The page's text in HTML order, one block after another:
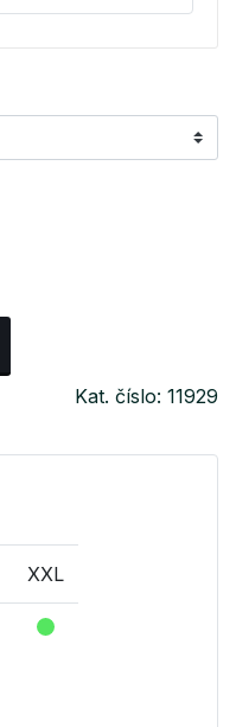
Kat. číslo: 11929
XXL